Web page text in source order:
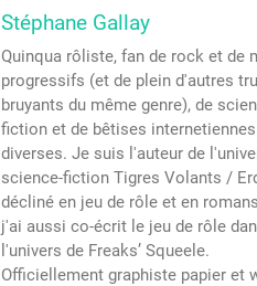
Stéphane Gallay
Quinqua rôliste, fan de rock et de
progressifs (et de plein d'autres
bruyants du même genre), de
fiction et de bêtises internetiennes
diverses. Je suis l'auteur de
science-fiction Tigres Volants /
décliné en jeu de rôle et en
j'ai aussi co-écrit le jeu de rôle
l'univers de Freaks’ Squeele.
Officiellement graphiste papier et